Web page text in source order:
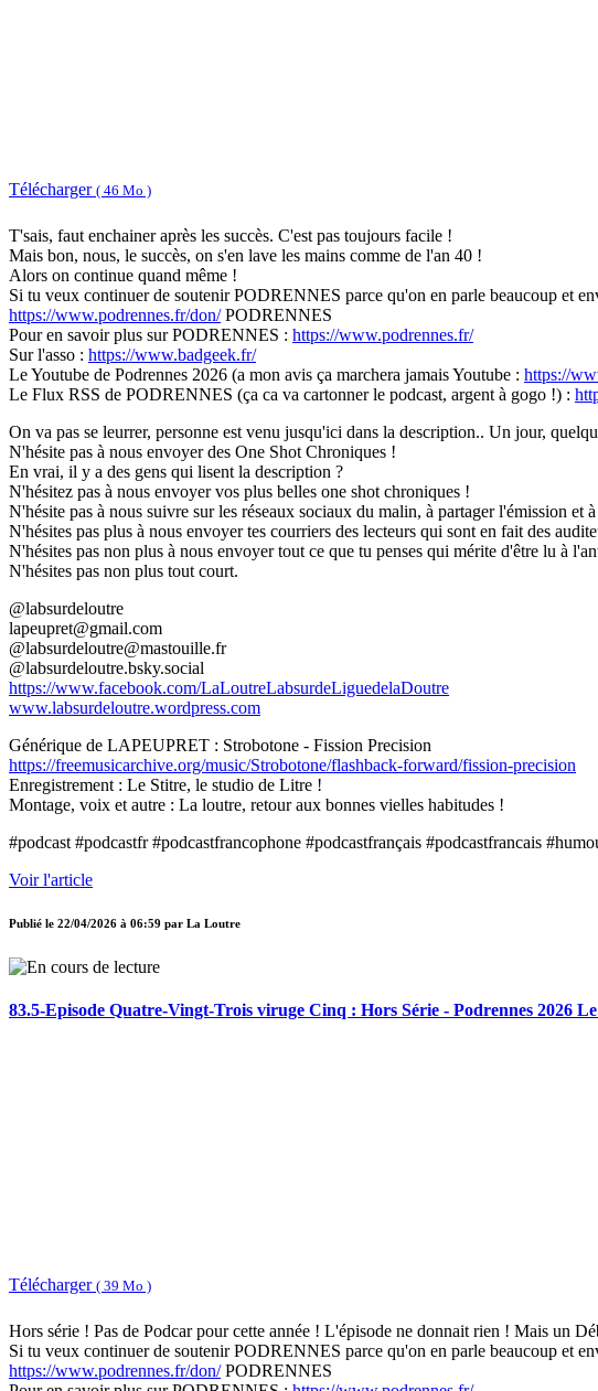
Télécharger ( 46 Mo )
T'sais, faut enchainer après les succès. C'est pas toujours facile !
Mais bon, nous, le succès, on s'en lave les mains comme de l'an 40 !
Alors on continue quand même !
Si tu veux continuer de soutenir PODRENNES parce qu'on en parle beaucoup et
https://www.podrennes.fr/don/PODRENNES
Pour en savoir plus sur PODRENNES : https://www.podrennes.fr/
Sur l'asso : https://www.badgeek.fr/
Le Youtube de Podrennes 2026 (a mon avis ça marchera jamais Youtube : https://
Le Flux RSS de PODRENNES (ça ca va cartonner le podcast, argent à gogo !) :
On va pas se leurrer, personne est venu jusqu'ici dans la description.. Un jour,
N'hésite pas à nous envoyer des One Shot Chroniques !
En vrai, il y a des gens qui lisent la description ?
N'hésitez pas à nous envoyer vos plus belles one shot chroniques !
N'hésite pas à nous suivre sur les réseaux sociaux du malin, à partager l'émission
N'hésites pas plus à nous envoyer tes courriers des lecteurs qui sont en fait des
N'hésites pas non plus à nous envoyer tout ce que tu penses qui mérite d'être lu à
N'hésites pas non plus tout court.
@labsurdeloutre
lapeupret@gmail.com
@labsurdeloutre@mastouille.fr
@labsurdeloutre.bsky.social
https://www.facebook.com/LaLoutreLabsurdeLiguedelaDoutre
www.labsurdeloutre.wordpress.com
Générique de LAPEUPRET : Strobotone - Fission Precision
https://freemusicarchive.org/music/Strobotone/flashback-forward/fission-precision
Enregistrement : Le Stitre, le studio de Litre !
Montage, voix et autre : La loutre, retour aux bonnes vielles habitudes !
#podcast #podcastfr #podcastfrancophone #podcastfrançais #podcastfrancais
Voir l'article
Publié le 22/04/2026 à 06:59 par La Loutre
83.5-Episode Quatre-Vingt-Trois viruge Cinq : Hors Série - Podrennes 2026
Télécharger ( 39 Mo )
Hors série ! Pas de Podcar pour cette année ! L'épisode ne donnait rien ! Mais un
Si tu veux continuer de soutenir PODRENNES parce qu'on en parle beaucoup et
https://www.podrennes.fr/don/PODRENNES